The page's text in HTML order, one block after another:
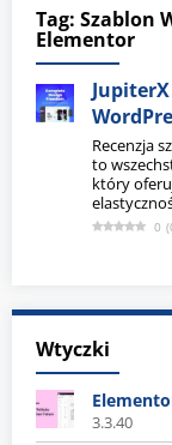
Tag: Szablon
Elementor
Recenzja
to
który
0 (
Wtyczki
3.3.40